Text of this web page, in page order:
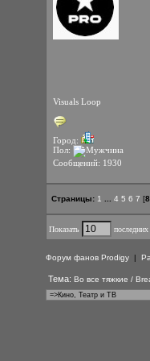
Visuals Loop
Город:
Пол:
Сообщений: 1930
Страницы: 1 4 5 6 7 [8
Показать
Форум фанов Prodigy |
Тема: Во все тяжкие /